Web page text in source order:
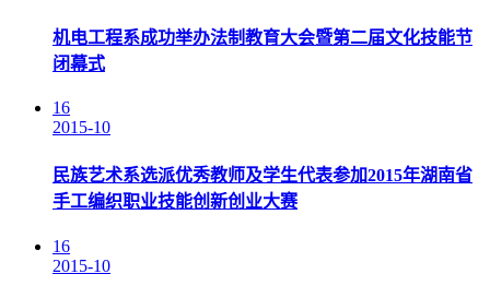
机电工程系成功举办法制教育大会暨第二届文化技能节
闭幕式
16
2015-10
民族艺术系选派优秀教师及学生代表参加2015年湖南省
手工编织职业技能创新创业大赛
16
2015-10